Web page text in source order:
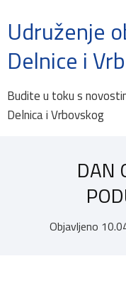
Udruženje
Delnice i
Budite u toku s
Delnica i Vrbovskog
DAN
Objavljeno